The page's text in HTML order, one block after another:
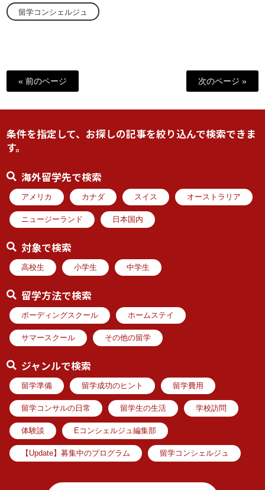
留学コンシェルジュ
« 前のページ 次のページ »
条件を指定して、お探しの記事を絞り込んで検索できま
す。
海外留学先で検索
アメリカ カナダ スイス オーストラリア
ニュージーランド 日本国内
対象で検索
高校生 小学生 中学生
留学方法で検索
ボーディングスクール ホームステイ
サマースクール その他の留学
ジャンルで検索
留学準備 留学成功のヒント 留学費用
留学コンサルの日常 留学生の生活 学校訪問
体験談 Eコンシェルジュ編集部
【Update】募集中のプログラム 留学コンシェルジュ